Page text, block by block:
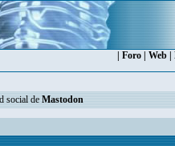
Foro Web
social de Mastodon